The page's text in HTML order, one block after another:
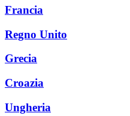
Francia
Regno Unito
Grecia
Croazia
Ungheria